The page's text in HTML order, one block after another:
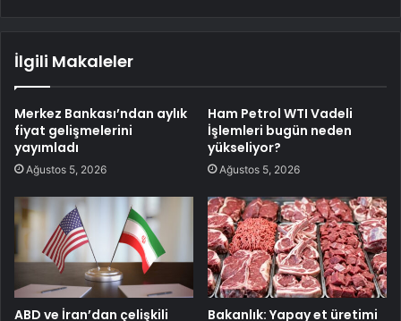
İlgili Makaleler
Merkez Bankası’ndan aylık
fiyat gelişmelerini
yayımladı
Ağustos 5, 2026
Ham Petrol WTI Vadeli
İşlemleri bugün neden
yükseliyor?
Ağustos 5, 2026
ABD ve İran’dan çelişkili Bakanlık: Yapay et üretimi